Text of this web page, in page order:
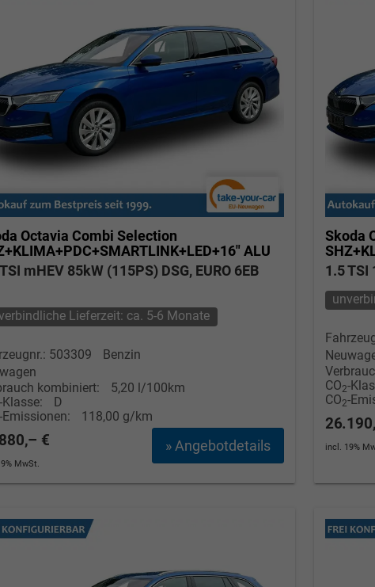
Octavia Combi Selection
ALU
mHEV 85kW (115PS) DSG, EURO 6EB
Lieferzeit: ca. 5-6 Monate
503309
Benzin
kombiniert:
5,20 l/100km
-Klasse:
D
-Emissionen: 118,00 g/km
» Angebotdetails
€
MwSt.
Skoda
1.5 TSI
CO2-
CO2-
incl. 19%